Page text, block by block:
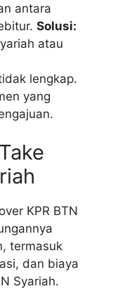
antara
Solusi:
atau
lengkap.
yang
KPR BTN
termasuk
dan biaya
Syariah.